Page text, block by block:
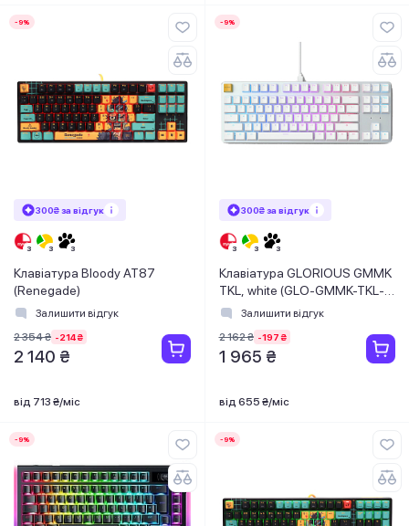
-9%
300₴ за відгук
Клавіатура Bloody AT87
(Renegade)
Залишити відгук
2 354 ₴ -214 ₴
2 140 ₴
від 713 ₴/міс
-9%
300₴ за відгук
Клавіатура GLORIOUS GMMK
TKL, white (GLO-GMMK-TKL-
BRN-W)Залишити відгук
2 162 ₴ -197 ₴
1 965 ₴
від 655 ₴/міс
-9% -9%